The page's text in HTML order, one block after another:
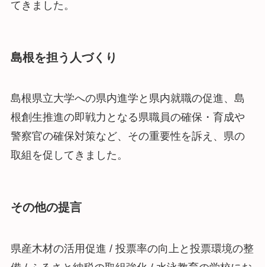
てきました。
島根を担う人づくり
島根県立大学への県内進学と県内就職の促進、島
根創生推進の即戦力となる県職員の確保・育成や
警察官の確保対策など、その重要性を訴え、県の
取組を促してきました。
その他の提言
県産木材の活用促進 / 投票率の向上と投票環境の整